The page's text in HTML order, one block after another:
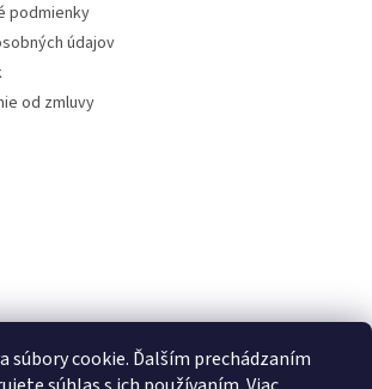
súbory cookie. Ďalším prechádzaním
podmienky
údajov
od zmluvy